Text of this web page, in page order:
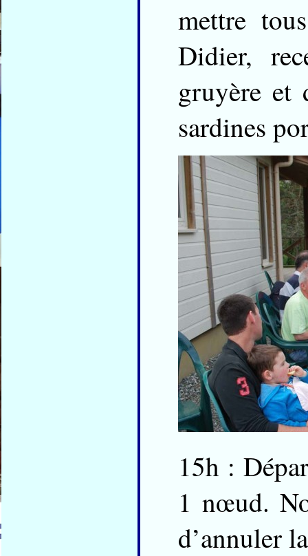
mettre
Didier,
gruyère et
sardines
15h :
1 nœud.
d’annuler